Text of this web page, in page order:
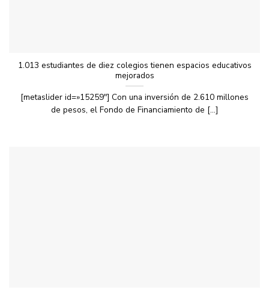
1.013 estudiantes de diez colegios tienen espacios educativos
mejorados
[metaslider id=»15259″] Con una inversión de 2.610 millones
de pesos, el Fondo de Financiamiento de [...]